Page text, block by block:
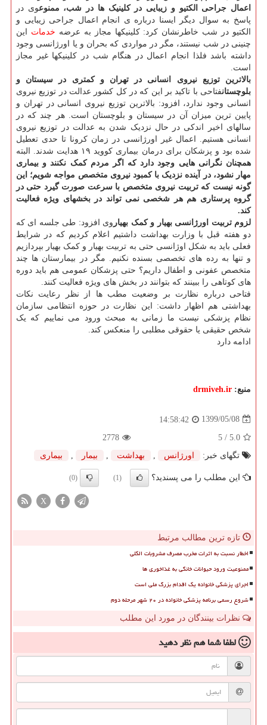
اعمال جراحی الکتیو و زیبایی در کلینیک ها در شب، ممنوعوی در
پاسخ به سوال دیگر ایسنا درباره ی انجام اعمال جراحی زیبایی و
الکتیو در شب خاطرنشان کرد: کلینیکها مجاز به عرضه خدمات این
چنینی در شب نیستند، مگر در مواردی که بحران و یا اورژانسی وجود
داشته باشد فلذا انجام اعمال در هنگام شب در کلینیکها غیر مجاز
است.
بالاترین توزیع نیروی انسانی در تهران و کمتری در سیستان و
بلوچستانفتاحی با تاکید بر این که در کل کشور عدالت در توزیع نیروی
انسانی وجود ندارد، افزود: بالاترین توزیع نیروی انسانی در تهران و
پایین ترین میزان آن در سیستان و بلوچستان است. هر چند که در
سالهای اخیر اندکی در حال نزدیک شدن به عدالت در توزیع نیروی
انسانی هستیم. اعمال غیر اورژانسی در زمان کرونا تا حدی تعطیل
شده بود و پزشکان برای درمان بیماری کووید ۱۹ هدایت شدند. البته
همچنان نگرانی هایی وجود دارد که اگر مردم کمک نکنند و بیماری
مهار نشود، در آینده نزدیک با کمبود نیروی متخصص مواجه شویم؛ این
گونه نیست که تربیت نیروی متخصص با سرعت صورت گیرد حتی در
گروه پرستاری هم هر شخصی نمی تواند در بخشهای ویژه فعالیت
کند.
لزوم تربیت اورژانسی بهیار و کمک بهیار وی افزود: طی جلسه ای که
دو هفته قبل با وزارت بهداشت داشتیم اعلام کردیم که در شرایط
فعلی باید به شکل اوژانسی حتی به تربیت بهیار و کمک بهیار بپردازیم
و تنها به رده های تخصصی بسنده نکنیم. مگر در بیمارستان ها چند
متخصص عفونی و اطفال داریم؟ حتی پزشکان عمومی هم باید دوره
های کوتاهی را ببینند که بتوانند در بخش های ویژه فعالیت کنند.
فتاحی درباره نظارت بر وضعیت مطب ها از نظر رعایت نکات
بهداشتی هم اظهار داشت: این نظارت در حوزه انتظامی سازمان
نظام پزشکی نیست ما زمانی به مبحث ورود می نماییم که یک
شخص حقیقی یا حقوقی مطلبی را منعکس کند.
ادامه دارد
منبع: drmiveh.ir
1399/05/08
14:58:42
5.0
/ 5
2778
تگهای خبر:
اورژانس بهداشت بیمار بیماری
این مطلب را می پسندید؟ (1)
(0)
X
تازه ترین مطالب مرتبط
اخطار نسبت به اثرات مخرب مصرف مشروبات الکلی
ممنوعیت ورود حیوانات خانگی به غذاخوری ها
اجرای پزشکی خانواده یک اقدام بزرگ ملی است
شروع رسمی برنامه پزشکی خانواده در ۲۰ شهر مرحله دوم
نظرات بینندگان در مورد این مطلب
لطفا شما همنظر دهید